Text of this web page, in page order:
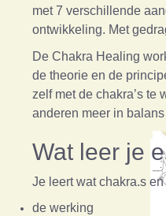
met 7 verschillende
ontwikkeling. Met
De Chakra Healing
de theorie en de
zelf met de chakra’s te
anderen meer in
Wat leer je
Je leert wat chakra.s
de werking